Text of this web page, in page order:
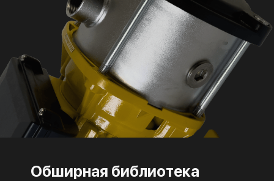
Обширная библиотека